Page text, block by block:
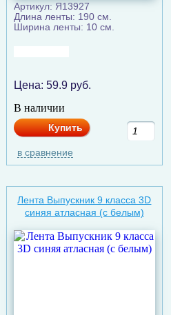
Артикул: Я13927
Длина ленты: 190 см.
Ширина ленты: 10 см.
Цена: 59.9руб.
В наличии
Купить
в сравнение
Лента Выпускник 9 класса 3D
синяя атласная (c белым)